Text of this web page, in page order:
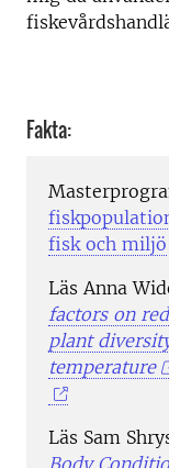
Fakta:
fisk och miljö
Läs Anna
factors on
plant
temperature
Läs Sam